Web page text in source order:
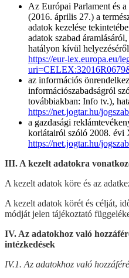
Az Európai Parlament és
(2016. április 27.) a
adatok kezelése
adatok szabad
hatályon kívül
https://eur-lex.europa.eu/
az információs
információszabadságról
továbbiakban: Info tv.),
https://net.jogtar.hu/
a gazdasági
korlátairól szóló 2008. évi
https://net.jogtar.hu/
III. A kezelt adatokra
A kezelt adatok köre és az
A kezelt adatok körét és célját,
módját jelen tájékoztató
IV. Az adatokhoz való
intézkedések
IV.1. Az adatokhoz való